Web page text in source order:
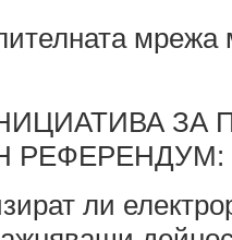
мрежа
ЗА
РЕФЕРЕНДУМ:
ли